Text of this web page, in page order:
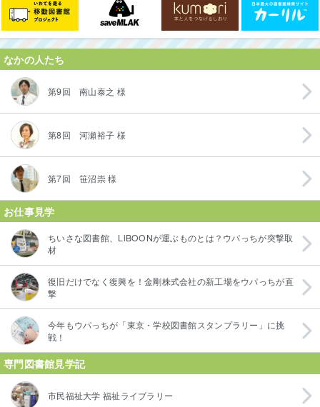
なかの人たち
第9回 南山泰之 様
第8回 河瀬裕子 様
第7回 笹沼崇 様
お仕事見学
ちいさな図書館、LiBOONが運ぶものとは？ウパっちが突撃取
材
復旧だけでなく復興を！金剛株式会社の新工場をウパっちが直
撃
今年もウパっちが「東京・学校図書館スタンプラリー」に挑
戦！
専門図書館見学記
市民福祉大学 福祉ライブラリー